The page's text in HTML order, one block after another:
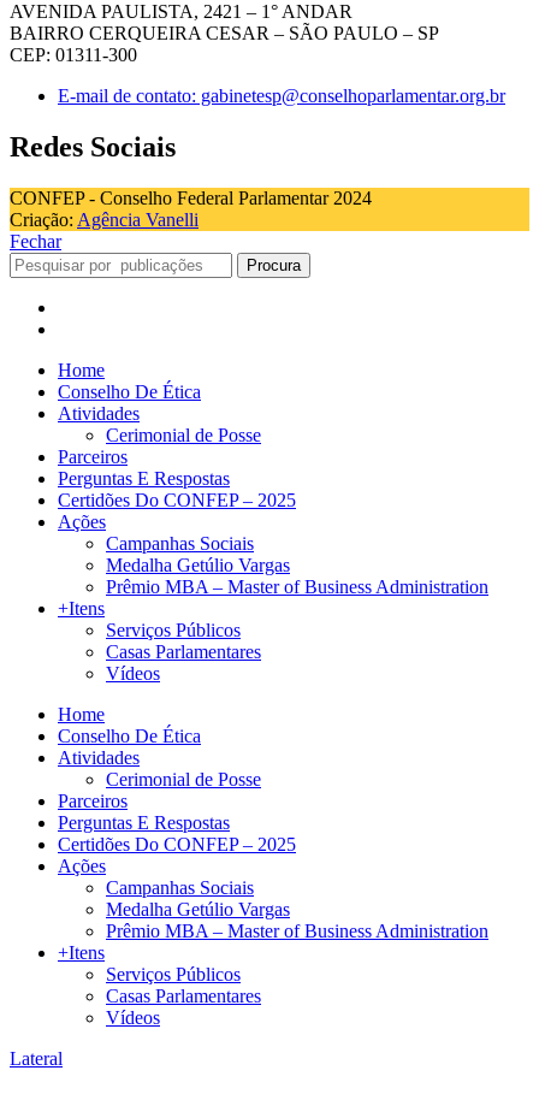
AVENIDA PAULISTA, 2421 – 1° ANDAR
BAIRRO CERQUEIRA CESAR – SÃO PAULO – SP
CEP: 01311-300
E-mail de contato: gabinetesp@conselhoparlamentar.org.br
Redes Sociais
CONFEP - Conselho Federal Parlamentar 2024
Criação: Agência Vanelli
Fechar
Procura
Home
Conselho De Ética
Atividades
Cerimonial de Posse
Parceiros
Perguntas E Respostas
Certidões Do CONFEP – 2025
Ações
Campanhas Sociais
Medalha Getúlio Vargas
Prêmio MBA – Master of Business Administration
+Itens
Serviços Públicos
Casas Parlamentares
Vídeos
Home
Conselho De Ética
Atividades
Cerimonial de Posse
Parceiros
Perguntas E Respostas
Certidões Do CONFEP – 2025
Ações
Campanhas Sociais
Medalha Getúlio Vargas
Prêmio MBA – Master of Business Administration
+Itens
Serviços Públicos
Casas Parlamentares
Vídeos
Lateral